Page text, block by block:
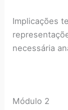
Implicações
necessária
Módulo 2